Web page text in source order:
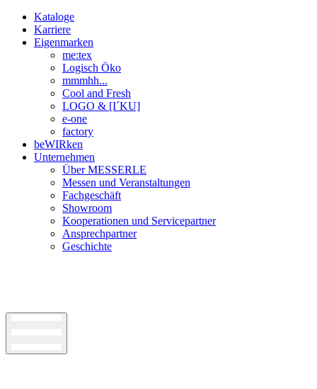
Kataloge
Karriere
Eigenmarken
me:tex
Logisch Öko
mmmhh...
Cool and Fresh
LOGO & [I´KU]
e-one
factory
beWIRken
Unternehmen
Über MESSERLE
Messen und Veranstaltungen
Fachgeschäft
Showroom
Kooperationen und Servicepartner
Ansprechpartner
Geschichte